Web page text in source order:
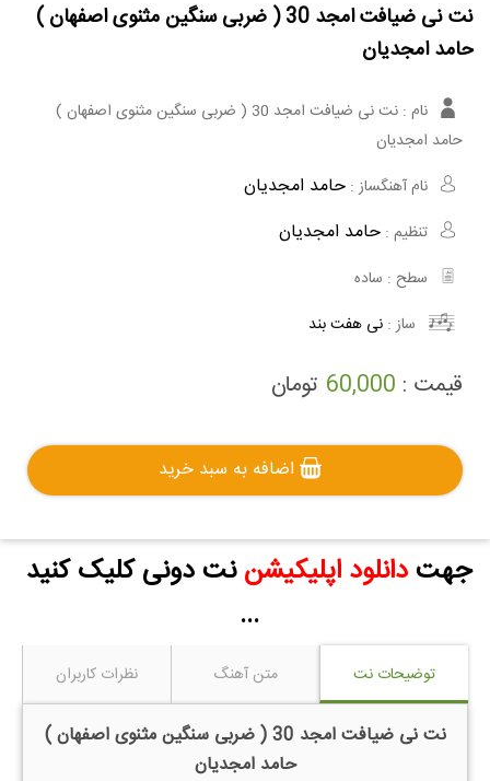
نت نی ضیافت امجد 30 ( ضربی سنگین مثنوی اصفهان )
حامد امجدیان
نام :
نت نی ضیافت امجد 30 ( ضربی سنگین مثنوی اصفهان )
حامد امجدیان
نام آهنگساز : حامد امجدیان
تنظیم : حامد امجدیان
سطح : ساده
ساز : نی هفت بند
قیمت : 60,000 تومان
اضافه به سبد خرید
جهتدانلود اپلیکیشن نت دونی کلیک کنید
...
توضیحات نت متن آهنگ نظرات کاربران
نت نی ضیافت امجد 30 ( ضربی سنگین مثنوی اصفهان )
حامد امجدیان